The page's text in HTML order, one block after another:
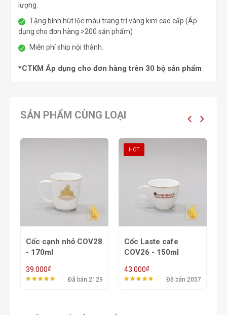
lượng.
Tặng bình hút lộc màu trang trí vàng kim cao cấp (Áp
dụng cho đơn hàng >200 sản phẩm)
Miễn phí ship nội thành.
*CTKM Áp dụng cho đơn hàng trên 30 bộ sản phẩm
SẢN PHẨM CÙNG LOẠI
Cốc cạnh nhỏ COV28
- 170ml
39.000₫
Đã bán 2129
HOT
Cốc Laste cafe
COV26 - 150ml
43.000₫
Đã bán 2057